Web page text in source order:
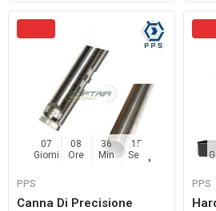
07
Giorni
08
Ore
36
Min
14
Sec
PPS
Canna Di Precisione
PPS